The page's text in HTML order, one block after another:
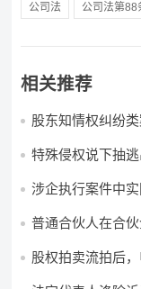
公司法 公司法第88
相关推荐
股东知情权纠纷
特殊侵权说下抽
涉企执行案件中
普通合伙人在合
股权拍卖流拍后